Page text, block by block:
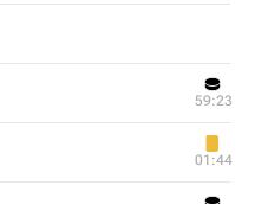
59:23
01:44